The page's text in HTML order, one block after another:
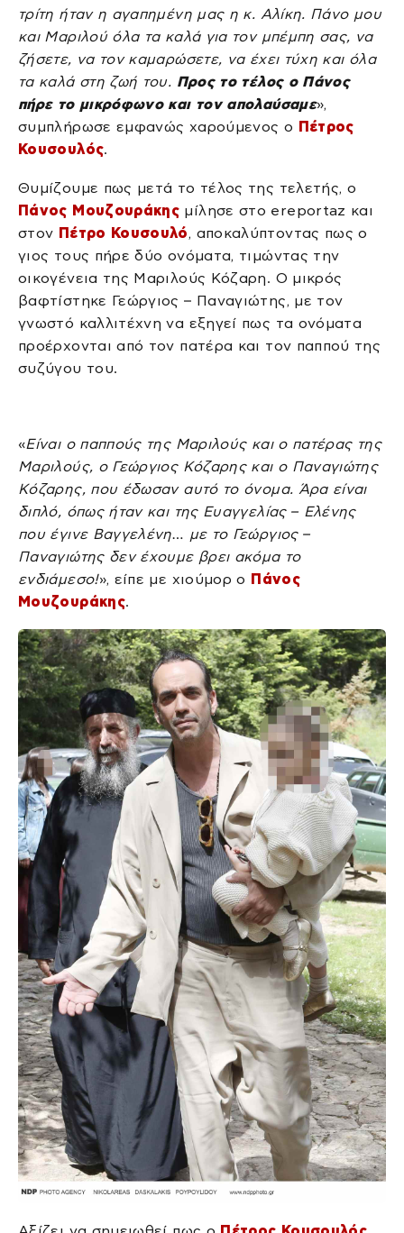
τρίτη ήταν η αγαπημένη μας η κ. Αλίκη. Πάνο μου
και Μαριλού όλα τα καλά για τον μπέμπη σας, να
ζήσετε, να τον καμαρώσετε, να έχει τύχη και όλα
τα καλά στη ζωή του. Προς το τέλος ο Πάνος
πήρε το μικρόφωνο και τον απολαύσαμε»,
συμπλήρωσε εμφανώς χαρούμενος ο Πέτρος
Κουσουλός.
Θυμίζουμε πως μετά το τέλος της τελετής, ο
Πάνος Μουζουράκης μίλησε στο ereportaz και
στον Πέτρο Κουσουλό, αποκαλύπτοντας πως ο
γιος τους πήρε δύο ονόματα, τιμώντας την
οικογένεια της Μαριλούς Κόζαρη. Ο μικρός
βαφτίστηκε Γεώργιος – Παναγιώτης, με τον
γνωστό καλλιτέχνη να εξηγεί πως τα ονόματα
προέρχονται από τον πατέρα και τον παππού της
συζύγου του.
«Είναι ο παππούς της Μαριλούς και ο πατέρας της
Μαριλούς, ο Γεώργιος Κόζαρης και ο Παναγιώτης
Κόζαρης, που έδωσαν αυτό το όνομα. Άρα είναι
διπλό, όπως ήταν και της Ευαγγελίας – Ελένης
που έγινε Βαγγελένη… με το Γεώργιος –
Παναγιώτης δεν έχουμε βρει ακόμα το
ενδιάμεσο!», είπε με χιούμορ ο Πάνος
Μουζουράκης.